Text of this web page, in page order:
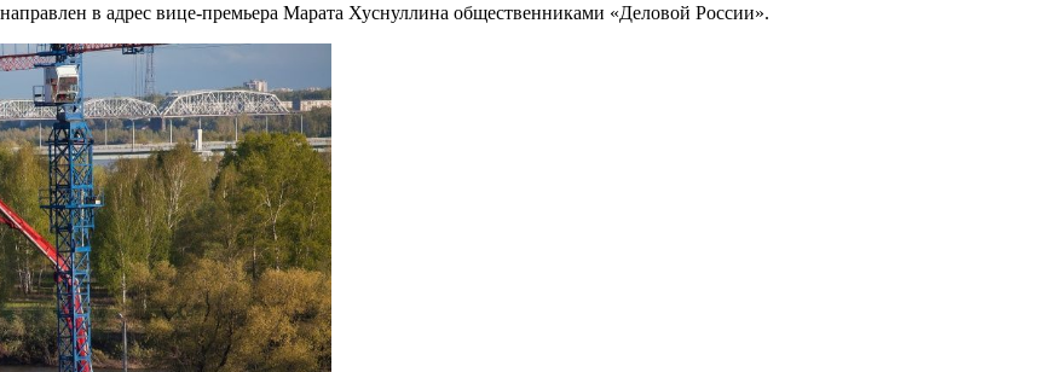
в адрес вице-премьера Марата Хуснуллина общественниками «Деловой России».